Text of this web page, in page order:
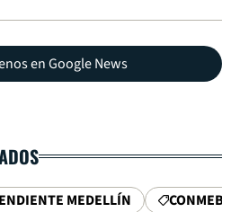
en Google News
MEDELLÍN CONMEBOL